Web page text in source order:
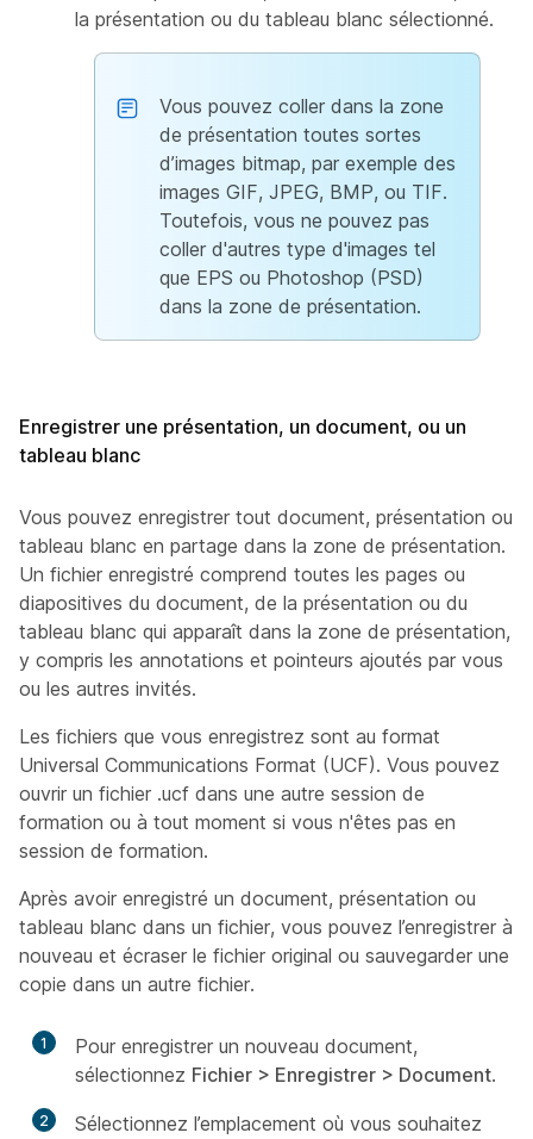
la présentation ou du tableau blanc sélectionné.
Vous pouvez coller dans la zone
de présentation toutes sortes
d’images bitmap, par exemple des
images GIF, JPEG, BMP, ou TIF.
Toutefois, vous ne pouvez pas
coller d'autres type d'images tel
que EPS ou Photoshop (PSD)
dans la zone de présentation.
Enregistrer une présentation, un document, ou un
tableau blanc
Vous pouvez enregistrer tout document, présentation ou
tableau blanc en partage dans la zone de présentation.
Un fichier enregistré comprend toutes les pages ou
diapositives du document, de la présentation ou du
tableau blanc qui apparaît dans la zone de présentation,
y compris les annotations et pointeurs ajoutés par vous
ou les autres invités.
Les fichiers que vous enregistrez sont au format
Universal Communications Format (UCF). Vous pouvez
ouvrir un fichier .ucf dans une autre session de
formation ou à tout moment si vous n'êtes pas en
session de formation.
Après avoir enregistré un document, présentation ou
tableau blanc dans un fichier, vous pouvez l’enregistrer à
nouveau et écraser le fichier original ou sauvegarder une
copie dans un autre fichier.
1
Pour enregistrer un nouveau document,
sélectionnez Fichier > Enregistrer > Document.
2
Sélectionnez l’emplacement où vous souhaitez